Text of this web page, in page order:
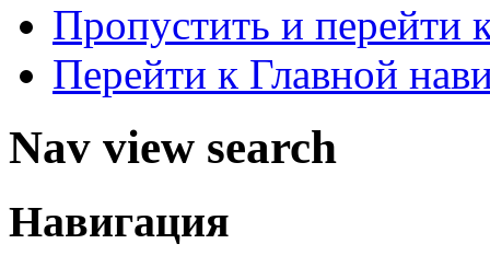
Пропустить и перейти
Перейти к Главной
Nav view search
Навигация